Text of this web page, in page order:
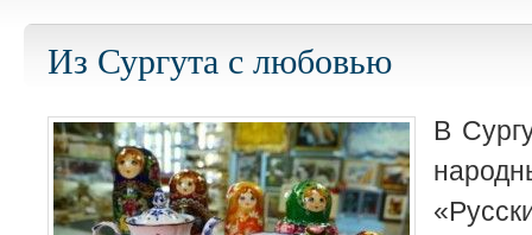
Из Сургута с любовью
В